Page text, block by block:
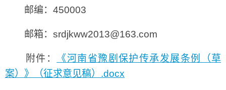
邮编：450003
邮箱：srdjkww2013@163.com
附件：
《河南省豫剧保护传承发展条例（草
案）》（征求意见稿）.docx